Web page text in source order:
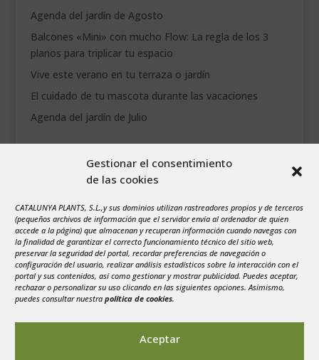
Gestionar el consentimiento
de las cookies
CATALUNYA PLANTS, S.L.,y sus dominios utilizan rastreadores propios y de terceros
(pequeños archivos de información que el servidor envía al ordenador de quien
accede a la página) que almacenan y recuperan información cuando navegas con
la finalidad de garantizar el correcto funcionamiento técnico del sitio web,
preservar la seguridad del portal, recordar preferencias de navegación o
configuración del usuario, realizar análisis estadísticos sobre la interacción con el
portal y sus contenidos, así como gestionar y mostrar publicidad. Puedes aceptar,
rechazar o personalizar su uso clicando en las siguientes opciones. Asimismo,
puedes consultar nuestra política de cookies.
Aceptar
Agenda del jardín de Agosto
Balcones «Mini» con mucho Flow: La regla de los 3
planos para triplicar tu espacio
Vive este verano en tu terraza o jardín
El cuidado de tu mascota durante las vacaciones
Agenda del jardín de Julio
X J V S
3
4 5 6 7 8
9
10
11 12 13 14 15
16
17
18 19 20 21 22
23
24
25 26 27 28 29
30
31